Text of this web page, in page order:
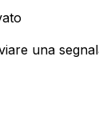
una